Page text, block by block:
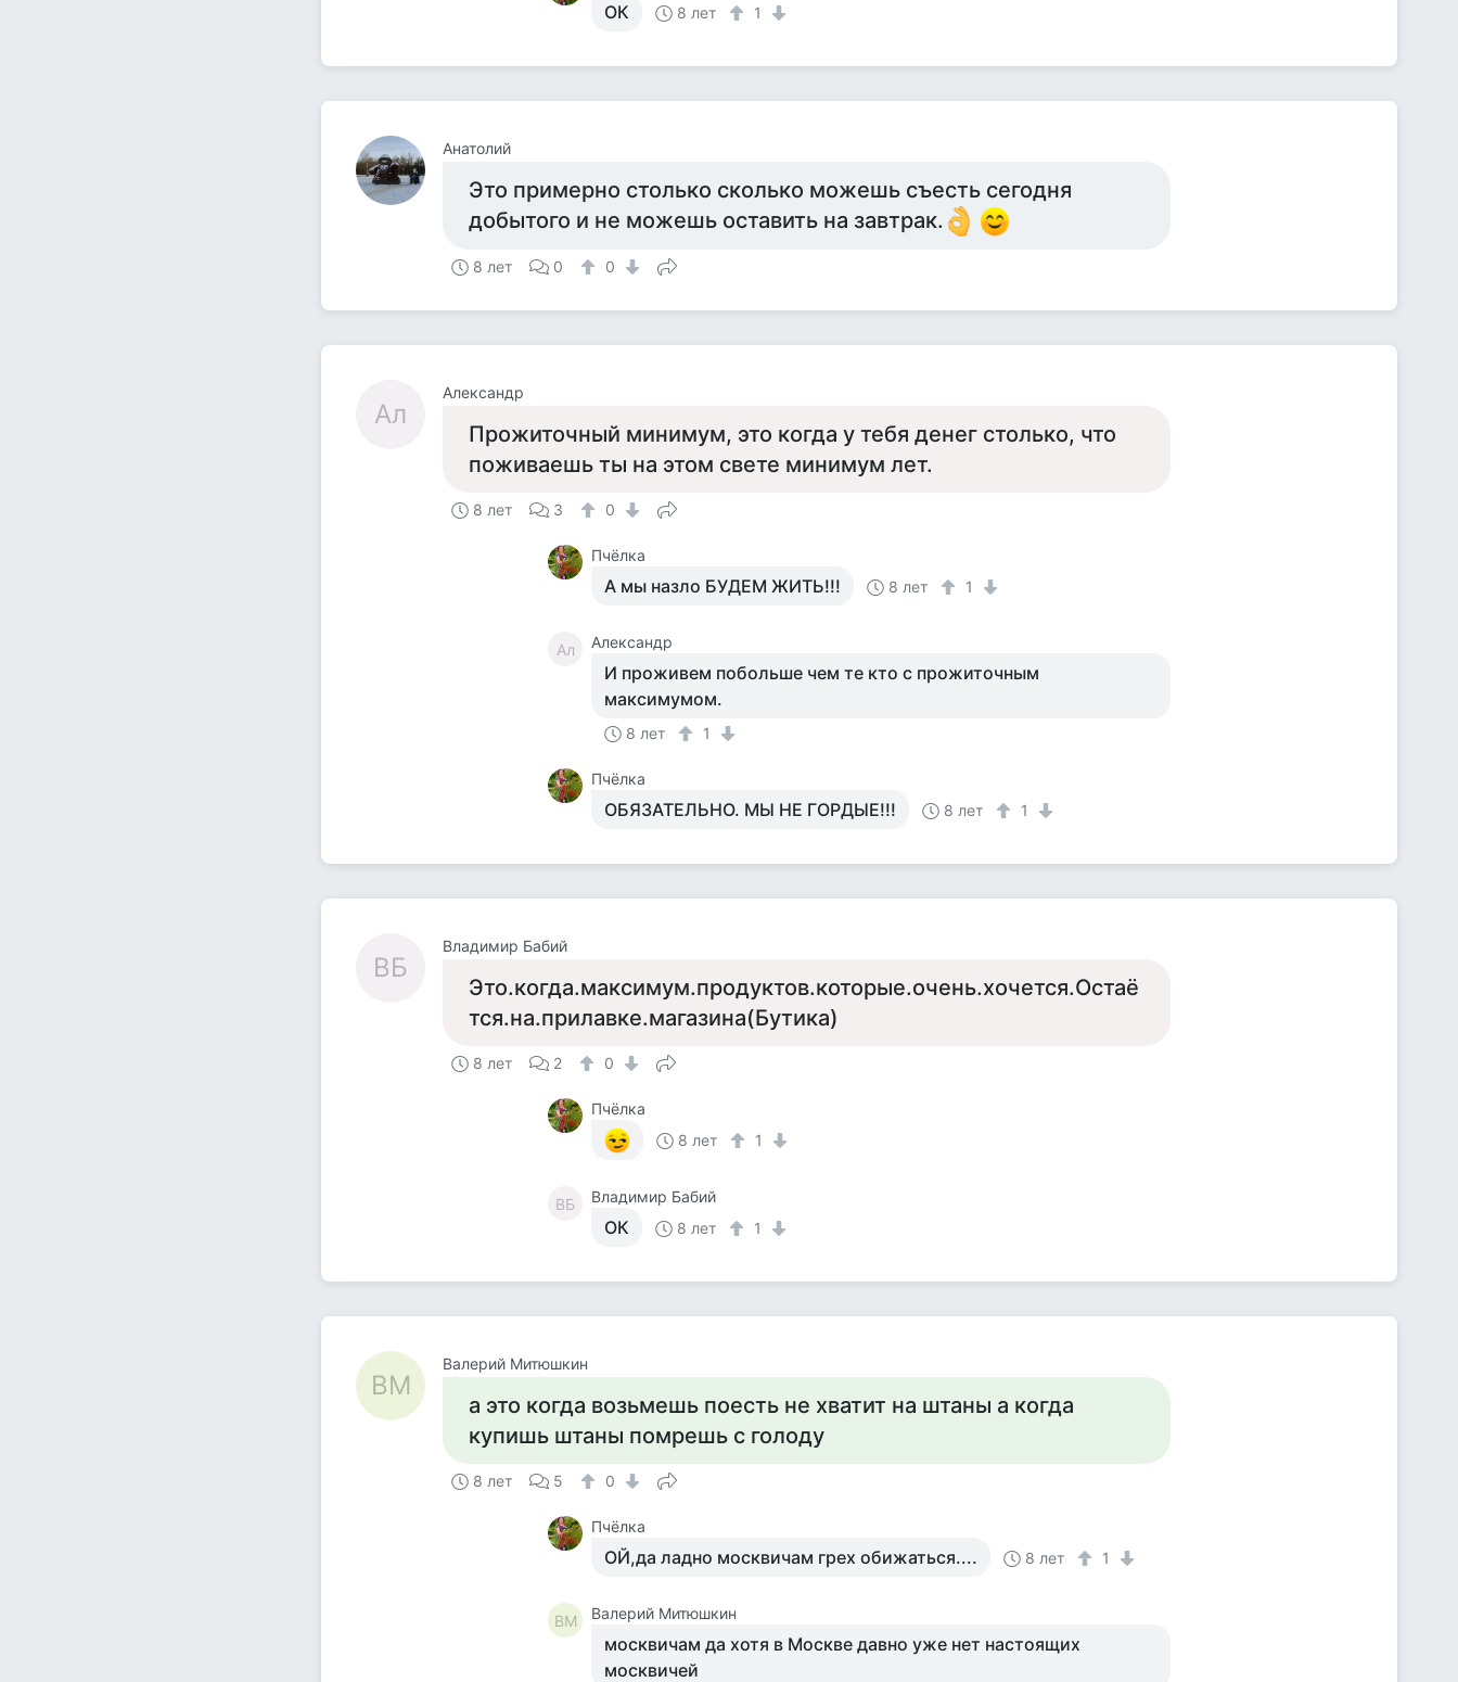
ОК 8 лет 1
Анатолий
Это примерно столько сколько можешь съесть сегодня
добытого и не можешь оставить на завтрак.
8 лет 0 0
Ал
Александр
Прожиточный минимум, это когда у тебя денег столько, что
поживаешь ты на этом свете минимум лет.
8 лет 3 0
Пчёлка
А мы назло БУДЕМ ЖИТЬ!!! 8 лет 1
Ал Александр
И проживем побольше чем те кто с прожиточным
максимумом.
8 лет 1
Пчёлка
ОБЯЗАТЕЛЬНО. МЫ НЕ ГОРДЫЕ!!! 8 лет 1
ВБ
Владимир Бабий
Это.когда.максимум.продуктов.которые.очень.хочется.Остаё
тся.на.прилавке.магазина(Бутика)
8 лет 2 0
Пчёлка
8 лет
1
ВБ Владимир Бабий
ОК 8 лет 1
ВМ
Валерий Митюшкин
а это когда возьмешь поесть не хватит на штаны а когда
купишь штаны помрешь с голоду
8 лет 5 0
Пчёлка
ОЙ,да ладно москвичам грех обижаться.... 8 лет 1
ВМ Валерий Митюшкин
москвичам да хотя в Москве давно уже нет настоящих
москвичей